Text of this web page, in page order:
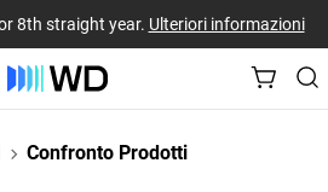
8th straight year. Ulteriori informazioni
Confronto Prodotti